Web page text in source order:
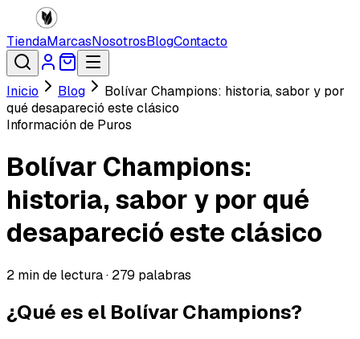
TiendaMarcasNosotrosBlogContacto
Inicio Blog
Bolívar Champions: historia, sabor y por
qué desapareció este clásico
Información de Puros
Bolívar Champions:
historia, sabor y por qué
desapareció este clásico
2 min de lectura · 279 palabras
¿Qué es el Bolívar Champions?